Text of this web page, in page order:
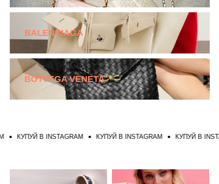
BALENCIAGA
BOTTEGA VENETA
КУПУЙ В INSTAGRAM КУПУЙ В INSTAGRAM КУПУЙ В